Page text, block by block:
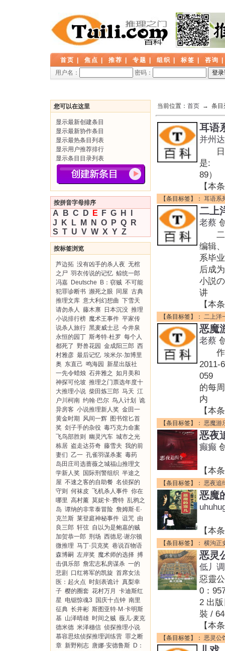
首页 焦点 推荐 专题 组织 标签 咨询
用户名：
密码：
您可以在这里
显示最新创建条目
显示最新协作条目
显示最热条目列表
显示用户推荐排行
显示条目目录列表
按拼音字母排序
A B C D E F G H
J
K L M N O P Q
R
S T U V W X Y Z
按标签浏览
芦边拓 没有凶手的杀人夜 无棺
之尸 羽衣传说的记忆 鲸统一郎
冯嘉 Deutsche B：窃贼 不可能
犯罪诊断书 濒死之眼 同屋 古典
推理文库 意大利幻想曲 下雪天
请勿杀人 藤木禀 日本沉没 推理
小说排行榜 魔术王事件 平家传
说杀人旅行 黑麦威士忌 今井泉
永恒的园丁 斯考特·杜罗 每个人
都死了 野兽花园 金成阳三郎 西
村雅彦 最后记忆 埃米尔·加博里
奥 东直己 鸣海园
新星出版社
一先令蜡烛 石井雅之 如月美和
神探可伦坡 推理之门票选年度十
大推理小说 柴田炼三郎 马天 江
户川柯南 约翰·巴尔 鸟人计划
诡
异房客 小说推理新人奖 金田一
黄金时期 风间一辉 图书馆匕首
奖 刽子手的杂役 毒巧克力命案
飞鸟部胜则
幽灵汽车 城市之光
栋居 盗走达芬奇 藤雪夫 我的前
妻们 乙一 孔雀羽谋杀案 毒药
岛田庄司选蔷薇之城福山推理文
学新人奖
国际刑警组织 半途之
屋 不速之客的自助餐 名侦探的
守则
何袜皮 飞机杀人事件 你在
哪里 高村薰 莫妮卡·费特 乱鸦之
岛 谭纳的非常泰冒险 詹姆斯·E·
克兰斯 莱登庭神秘事件 诅咒 由
良三郎 轩弦 自以为是鲍嘉的贼
加贺恭一郎 刑场 西德尼·谢尔顿
微推理 马丁·贝克奖 巷说百物语
森博嗣 左岸奖 魔术师的选择 搏
击俱乐部 詹宏志私房谋杀 一的
悲剧
口红将军的凯旋 首席女法
医：起火点 时刻表诡计 真梨幸
子 樱的圈套 花村万月
卡迪斯红
星 电锯惊魂3 国庆十点钟 南里
征典 长井彬 斯图亚特·M·卡明斯
基 山泽晴雄 时间之贼 薇儿·麦克
德米德 米泽穗信 侦探推理小说
慕容思炫侦探推理训练营 罪之断
章 新野刚志 唐娜·安德鲁斯 D：
当前位置： 首页 → 条目
耳语
并州
日
是:
89）
【本
【条目标签】： 耳语系
二上
老蔡
二上
编辑
系毕
后成
小説
讲
【本
【条目标签】： 二上洋
恶魔
老蔡
作
059
的每
内
【本
【条目标签】： 恶魔游
恶夜
癫癫
【本
【条目标签】： 恶夜追
恶魔
【本
【条目标签】： 横沟正
恶灵
低丿调
惡靈
0：
2 出
裝 /
【本
【条目标签】： 恶灵公